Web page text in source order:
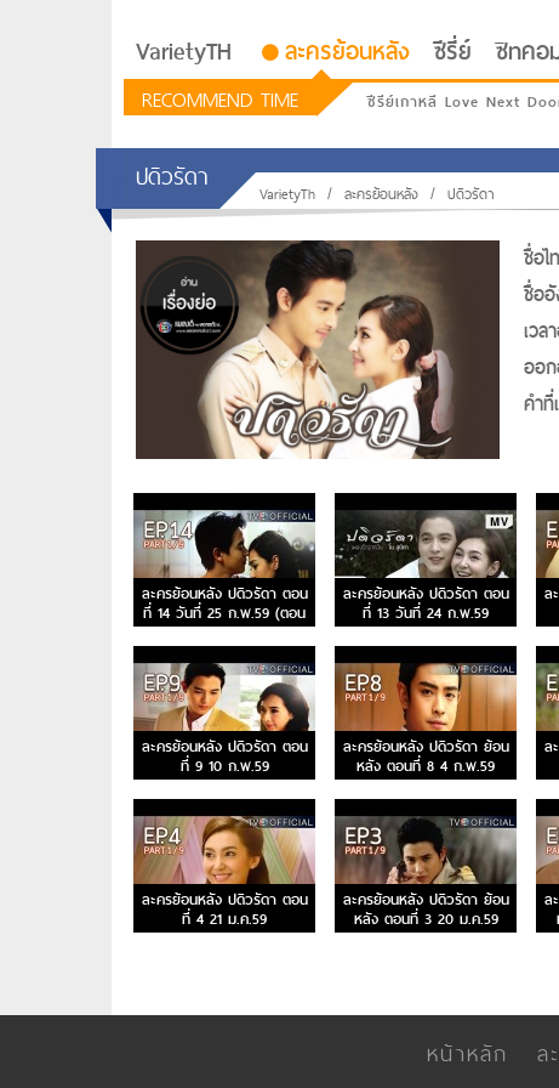
VarietyTH ละครย้อนหลัง ซีรี่ย์ ซิทคอ
RECOMMEND TIME ซีรีย์เกาหลี Love Next
รักอยู่ประตูถัดไป
ปดิวรัดา VarietyTh / ละครย้อนหลัง / ปดิวรัดา
ชื่อไ
ชื่อ
เวล
ออ
คำที่
ละครย้อนหลัง ปดิวรัดา ตอน
ที่ 14 วันที่ 25 ก.พ.59 (ตอน
จบ)
ละครย้อนหลัง ปดิวรัดา ตอน
ที่ 13 วันที่ 24 ก.พ.59
ล
ละครย้อนหลัง ปดิวรัดา ตอน
ที่ 9 10 ก.พ.59
ละครย้อนหลัง ปดิวรัดา ย้อน
หลัง ตอนที่ 8 4 ก.พ.59
ล
ละครย้อนหลัง ปดิวรัดา ตอน
ที่ 4 21 ม.ค.59
ละครย้อนหลัง ปดิวรัดา ย้อน
หลัง ตอนที่ 3 20 ม.ค.59
ล
หน้าหลัก ล